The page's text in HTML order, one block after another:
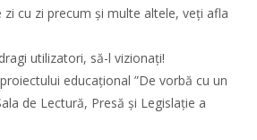
cu zi precum și multe altele, veți afla
utilizatori, să-l vizionați!
educațional ”De vorbă cu un
de Lectură, Presă și Legislație a